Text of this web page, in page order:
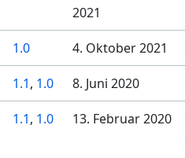
2021
1.0 4. Oktober 2021
1.1, 1.0 8. Juni 2020
1.1, 1.0 13. Februar 2020